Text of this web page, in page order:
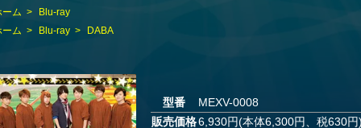
ーム >
Blu-ray
ーム > Blu-ray > DABA
型番
MEXV-0008
販売価格6,930円(本体6,300円、税630円